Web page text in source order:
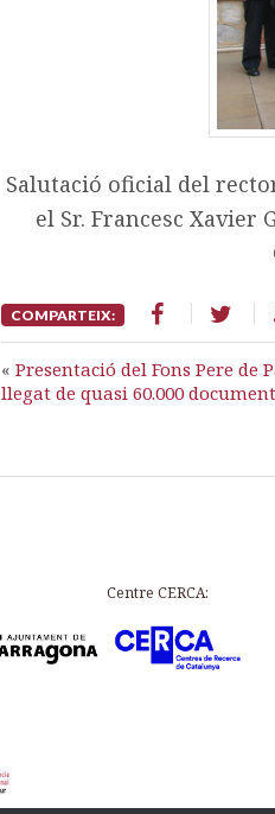
Salutació oficial del
el Sr. Francesc
COMPARTEIX:
« Presentació del Fons Pere de
llegat de quasi 60.000
Centre CERCA: